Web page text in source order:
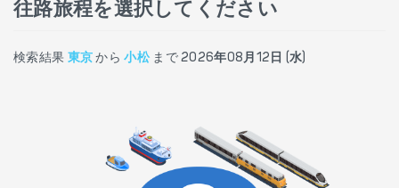
往路旅程を選択してください
検索結果 東京 から小松まで2026年08月12日 (水)